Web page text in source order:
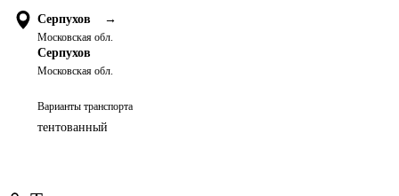
Серпухов →
Московская обл.
Серпухов
Московская обл.
Варианты транспорта
тентованный